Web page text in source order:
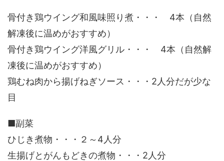
骨付き鶏ウイング和風味照り煮・・・ 4本（自然
解凍後に温めがおすすめ）
骨付き鶏ウイング洋風グリル・・・ 4本（自然解
凍後に温めがおすすめ）
鶏むね肉から揚げねぎソース・・・2人分だが少な
目
■副菜
ひじき煮物・・・２～4人分
生揚げとがんもどきの煮物・・・2人分